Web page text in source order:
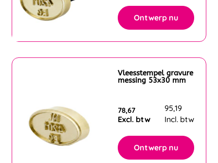
Ontwerp nu
Vleesstempel gravure
messing 53x30 mm
78,67
Excl. btw
95,19
Incl. btw
Ontwerp nu